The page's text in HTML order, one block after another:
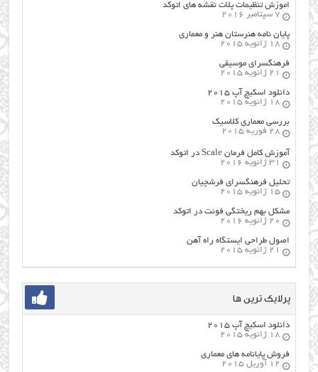
اموزش تنظیمات پلات نقشه های اتوکد
7 سپتامبر 2016
پایان نامه هنرستان هنر و معماري
18 ژانویه 2015
فرهنگسراي موسيقي
21 ژانویه 2015
دانلود اسکیچ آپ ۲۰۱۵
18 ژانویه 2015
بررسی معماری کلاسیک
28 فوریه 2015
آموزش کامل فرمان Scale در اتوکد
31 ژانویه 2016
تحلیل فرهنگسرای فرشچیان
15 ژانویه 2015
مشکل بهم ریختگی فونت در اتوکد
20 ژانویه 2016
اصول طراحي ایستگاه راه آهن
21 ژانویه 2015
پرلایک ترین ها
دانلود اسکیچ آپ ۲۰۱۵
18 ژانویه 2015
فروش پایانامه های معماری
12 آوریل 2015